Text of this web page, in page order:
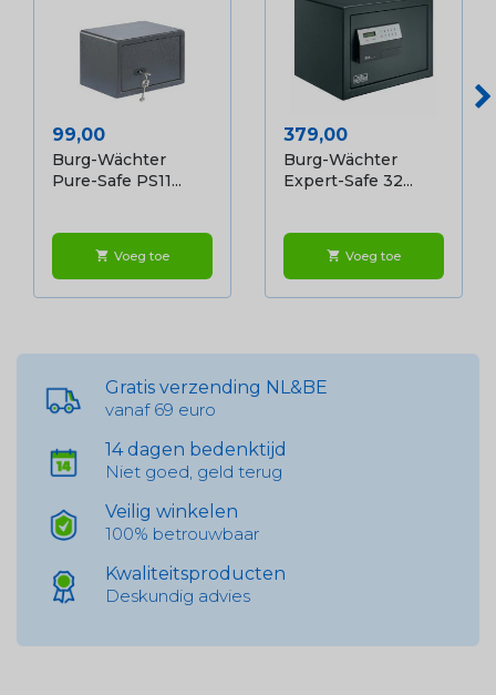
Prijs
99,00
Burg-Wächter
Pure-Safe PS11...
shopping_cart Voeg toe
Prijs
379,00
Burg-Wächter
Expert-Safe 32...
shopping_cart Voeg toe
Gratis verzending NL&BE
vanaf 69 euro
14 dagen bedenktijd
Niet goed, geld terug
Veilig winkelen
100% betrouwbaar
Kwaliteitsproducten
Deskundig advies